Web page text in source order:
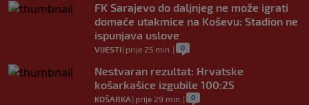
FK Sarajevo do daljnjeg ne može igrati
domaće utakmice na Koševu: Stadion ne
ispunjava uslove
VIJESTI| prije 25 min. | 0
Nestvaran rezultat: Hrvatske
košarkašice izgubile 100:25
KOŠARKA | prije 29 min. | 0